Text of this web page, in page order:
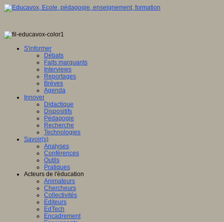
S'informer
Débats
Faits marquants
Interviews
Reportages
Brèves
Agenda
Innover
Didactique
Dispositifs
Pédagogie
Recherche
Technologies
Savoir(s)
Analyses
Conférences
Outils
Pratiques
Acteurs de l'éducation
Animateurs
Chercheurs
Collectivités
Editeurs
EdTech
Encadrement